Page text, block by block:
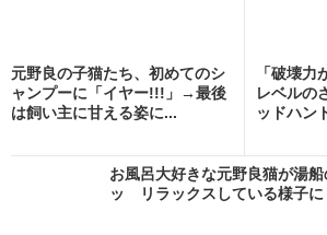
元野良の子猫たち、初めてのシ
ャンプーに「イヤー!!!」→最後
は飼い主に甘える姿に...
「破壊力
レベルの
ッドハン
お風呂大好きな元野良猫が湯
ッ リラックスしている様子に